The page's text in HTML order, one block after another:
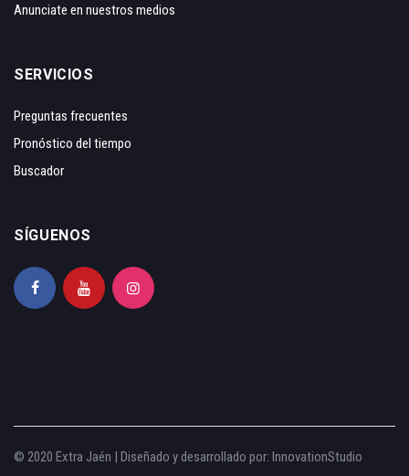
Anunciate en nuestros medios
SERVICIOS
Preguntas frecuentes
Pronóstico del tiempo
Buscador
SÍGUENOS
© 2020 Extra Jaén | Diseñado y desarrollado por: InnovationStudio